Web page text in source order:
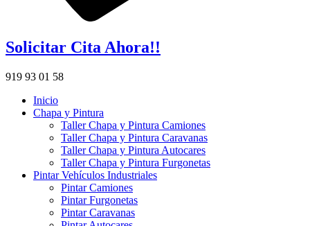
Solicitar Cita Ahora!!
919 93 01 58
Inicio
Chapa y Pintura
Taller Chapa y Pintura Camiones
Taller Chapa y Pintura Caravanas
Taller Chapa y Pintura Autocares
Taller Chapa y Pintura Furgonetas
Pintar Vehículos Industriales
Pintar Camiones
Pintar Furgonetas
Pintar Caravanas